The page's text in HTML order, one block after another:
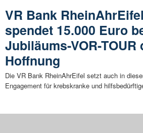
VR Bank RheinAhrEifel
spendet 15.000 Euro
Jubiläums-VOR-TOUR
Hoffnung
Die VR Bank RheinAhrEifel setzt auch in
Engagement für krebskranke und